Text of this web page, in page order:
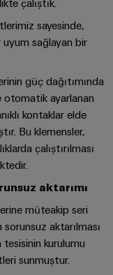
çalıştık.
sayesinde,
uyum sağlayan bir
güç dağıtımında
otomatik ayarlanan
kontaklar elde
Bu klemensler,
çalıştırılması
aktarımı
müteakip seri
aktarılması
kurulumu
sunmuştur.